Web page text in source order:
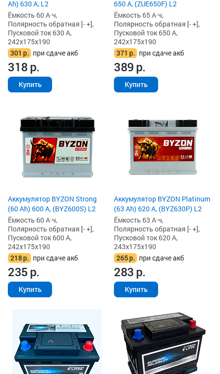
Ah) 630 А, L2
Ёмкость 60 А·ч,
Полярность обратная [- +],
Пусковой ток 630 А,
242x175x190
301 р. при сдаче акб
318р.
Купить
650 А, (ZUE650F) L2
Ёмкость 65 А·ч,
Полярность обратная [- +],
Пусковой ток 650 А,
242x175x190
371 р. при сдаче акб
389р.
Купить
Аккумулятор BYZON Strong
(60 Ah) 600 А, (BYZ600S) L2
Ёмкость 60 А·ч,
Полярность обратная [- +],
Пусковой ток 600 А,
242x175x190
218р. при сдаче акб
235р.
Купить
Аккумулятор BYZON Platinum
(63 Ah) 620 А, (BYZ630P) L2
Ёмкость 63 А·ч,
Полярность обратная [- +],
Пусковой ток 620 А,
243x175x190
265р. при сдаче акб
283р.
Купить